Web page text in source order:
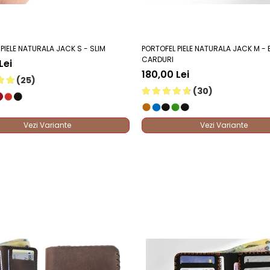
pentru a elimina volumul din buzunare, având un profil
piele de vită selecționată, material durabil care nu se
atelierul ElyK, asigurând o atenție minuțioasă la finisaje și
optimizate pentru extragerea instantanee a cardurilor
veritabilă, eliminând complet pânza, plasticul sau
pentru a preveni deșirarea în punctele de maximă
asigură o fixare fermă a cardurilor, prevenind alunecarea
indiferent dacă stai pe scaun sau conduci mașina.
meșteșugului marochinăriei tradiționale
direct din buzunarele frontale.
PIELE NATURALA JACK S - SLIM
(25)
Vezi Variante
PORTOFEL PIELE NATURALA JACK M -
CARDURI
180,00 Lei
(30)
Vezi Variante